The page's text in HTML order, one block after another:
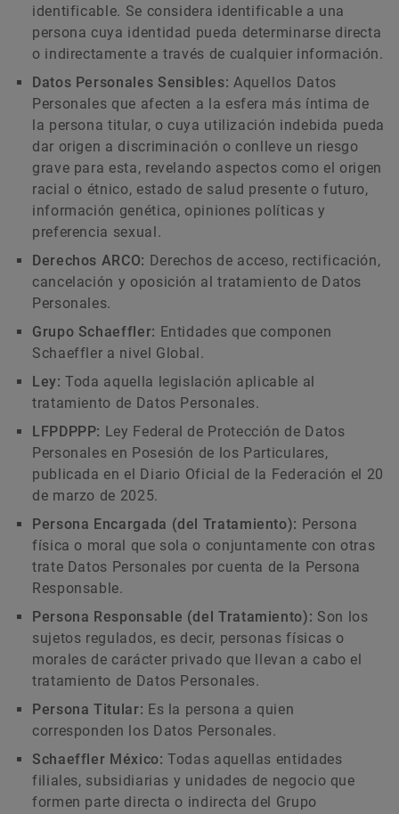
identificable. Se considera identificable a una
persona cuya identidad pueda determinarse directa
o indirectamente a través de cualquier información.
Datos Personales Sensibles: Aquellos Datos
Personales que afecten a la esfera más íntima de
la persona titular, o cuya utilización indebida pueda
dar origen a discriminación o conlleve un riesgo
grave para esta, revelando aspectos como el origen
racial o étnico, estado de salud presente o futuro,
información genética, opiniones políticas y
preferencia sexual.
Derechos ARCO: Derechos de acceso, rectificación,
cancelación y oposición al tratamiento de Datos
Personales.
Grupo Schaeffler: Entidades que componen
Schaeffler a nivel Global.
Ley: Toda aquella legislación aplicable al
tratamiento de Datos Personales.
LFPDPPP: Ley Federal de Protección de Datos
Personales en Posesión de los Particulares,
publicada en el Diario Oficial de la Federación el 20
de marzo de 2025.
Persona Encargada (del Tratamiento): Persona
física o moral que sola o conjuntamente con otras
trate Datos Personales por cuenta de la Persona
Responsable.
Persona Responsable (del Tratamiento): Son los
sujetos regulados, es decir, personas físicas o
morales de carácter privado que llevan a cabo el
tratamiento de Datos Personales.
Persona Titular: Es la persona a quien
corresponden los Datos Personales.
Schaeffler México: Todas aquellas entidades
filiales, subsidiarias y unidades de negocio que
formen parte directa o indirecta del Grupo